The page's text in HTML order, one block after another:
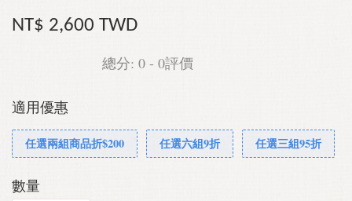
NT$ 2,600 TWD
總分: 0 - 0評價
適用優惠
任選兩組商品折$200 任選六組9折 任選三組95折
數量